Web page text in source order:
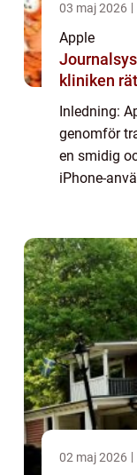
03 maj 2026
Apple
kliniken
Inledning:
genomför
en smidig
iPhone-
02 maj 2026